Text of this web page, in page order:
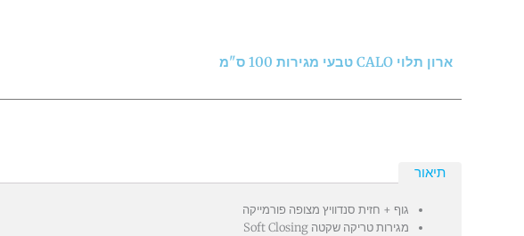
ארון תלוי CALO טבעי מגירות 100 ס"מ
תיאור
גוף + חזית סנדוויץ מצופה פורמייקה
מגירות טריקה שקטה Soft Closing